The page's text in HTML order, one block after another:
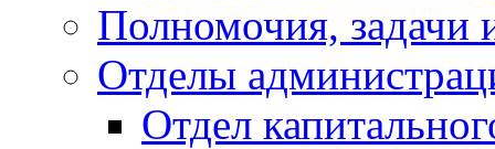
Полномочия, задачи
Отделы
Отдел